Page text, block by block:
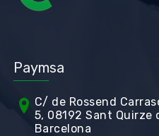
Paymsa
C/ de Rossend
5, 08192 Sant Quirze
Barcelona